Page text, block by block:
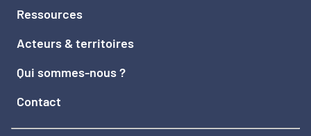
Ressources
Acteurs & territoires
Qui sommes-nous ?
Contact